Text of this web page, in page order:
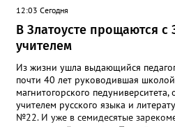
12:03 Сегодня
В Златоусте прощаются
учителем
Из жизни ушла выдающийся
почти 40 лет руководившая
магнитогорского педуниверситета,
учителем русского языка и
№22. И уже в семидесятые